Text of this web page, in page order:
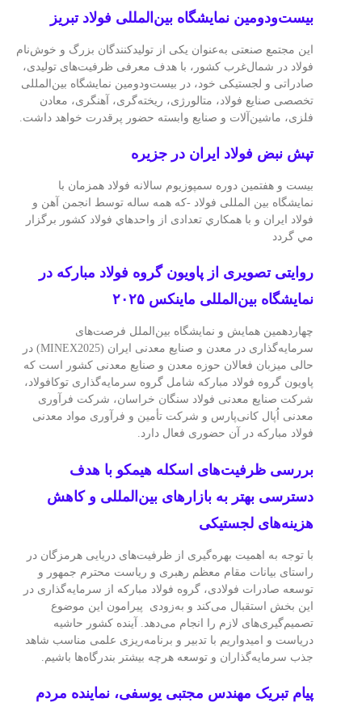
بیست‌و‌دومین نمایشگاه بین‌المللی فولاد تبریز
این مجتمع صنعتی به‌عنوان یکی از تولیدکنندگان بزرگ و خوش‌نام
فولاد در شمال‌غرب کشور، با هدف معرفی ظرفیت‌های تولیدی،
صادراتی و لجستیکی خود، در بیست‌و‌دومین نمایشگاه بین‌المللی
تخصصی صنایع فولاد، متالورژی، ریخته‌گری، آهنگری، معادن
فلزی، ماشین‌آلات و صنایع وابسته حضور پرقدرت خواهد داشت.
تپش نبض فولاد ایران در جزیره
بیست و هفتمین دوره سمپوزيوم سالانه فولاد همزمان با
نمایشگاه بین المللی فولاد -كه همه ساله توسط انجمن آهن و
فولاد ايران و با همكاري تعدادی از واحدهاي فولاد كشور برگزار
مي گردد
روایتی تصویری از پاویون گروه فولاد مبارکه در
نمایشگاه بین‌المللی ماینکس ۲۰۲۵
چهاردهمین همایش و نمایشگاه بین‌الملل فرصت‌های
سرمایه‌گذاری در معدن و صنایع معدنی ایران (MINEX2025) در
حالی میزبان فعالان حوزه معدن و صنایع معدنی کشور است که
پاویون گروه فولاد مبارکه شامل گروه سرمایه‌گذاری توکافولاد،
شرکت صنایع معدنی فولاد سنگان خراسان، شرکت فرآوری
معدنی اُپال کانی‌پارس و شرکت تأمین و فرآوری مواد معدنی
فولاد مبارکه در آن حضوری فعال دارد.
بررسی ظرفیت‌های اسکله هیمکو با هدف
دسترسی بهتر به بازارهای بین‌المللی و کاهش
هزینه‌های لجستیکی
با توجه به اهمیت بهره‌گیری از ظرفیت‌های دریایی هرمزگان در
راستای بیانات مقام معظم رهبری و ریاست محترم جمهور و
توسعه صادرات فولادی، گروه فولاد مبارکه از سرمایه‌گذاری در
این بخش استقبال می‌کند و به‌زودی پیرامون این موضوع
تصمیم‌گیری‌های لازم را انجام می‌دهد. آینده کشور حاشیه
دریاست و امیدواریم با تدبیر و برنامه‌ریزی علمی مناسب شاهد
جذب سرمایه‌گذاران و توسعه هرچه بیشتر بندرگاه‌ها باشیم.
پیام تبریک مهندس مجتبی یوسفی، نماینده مردم